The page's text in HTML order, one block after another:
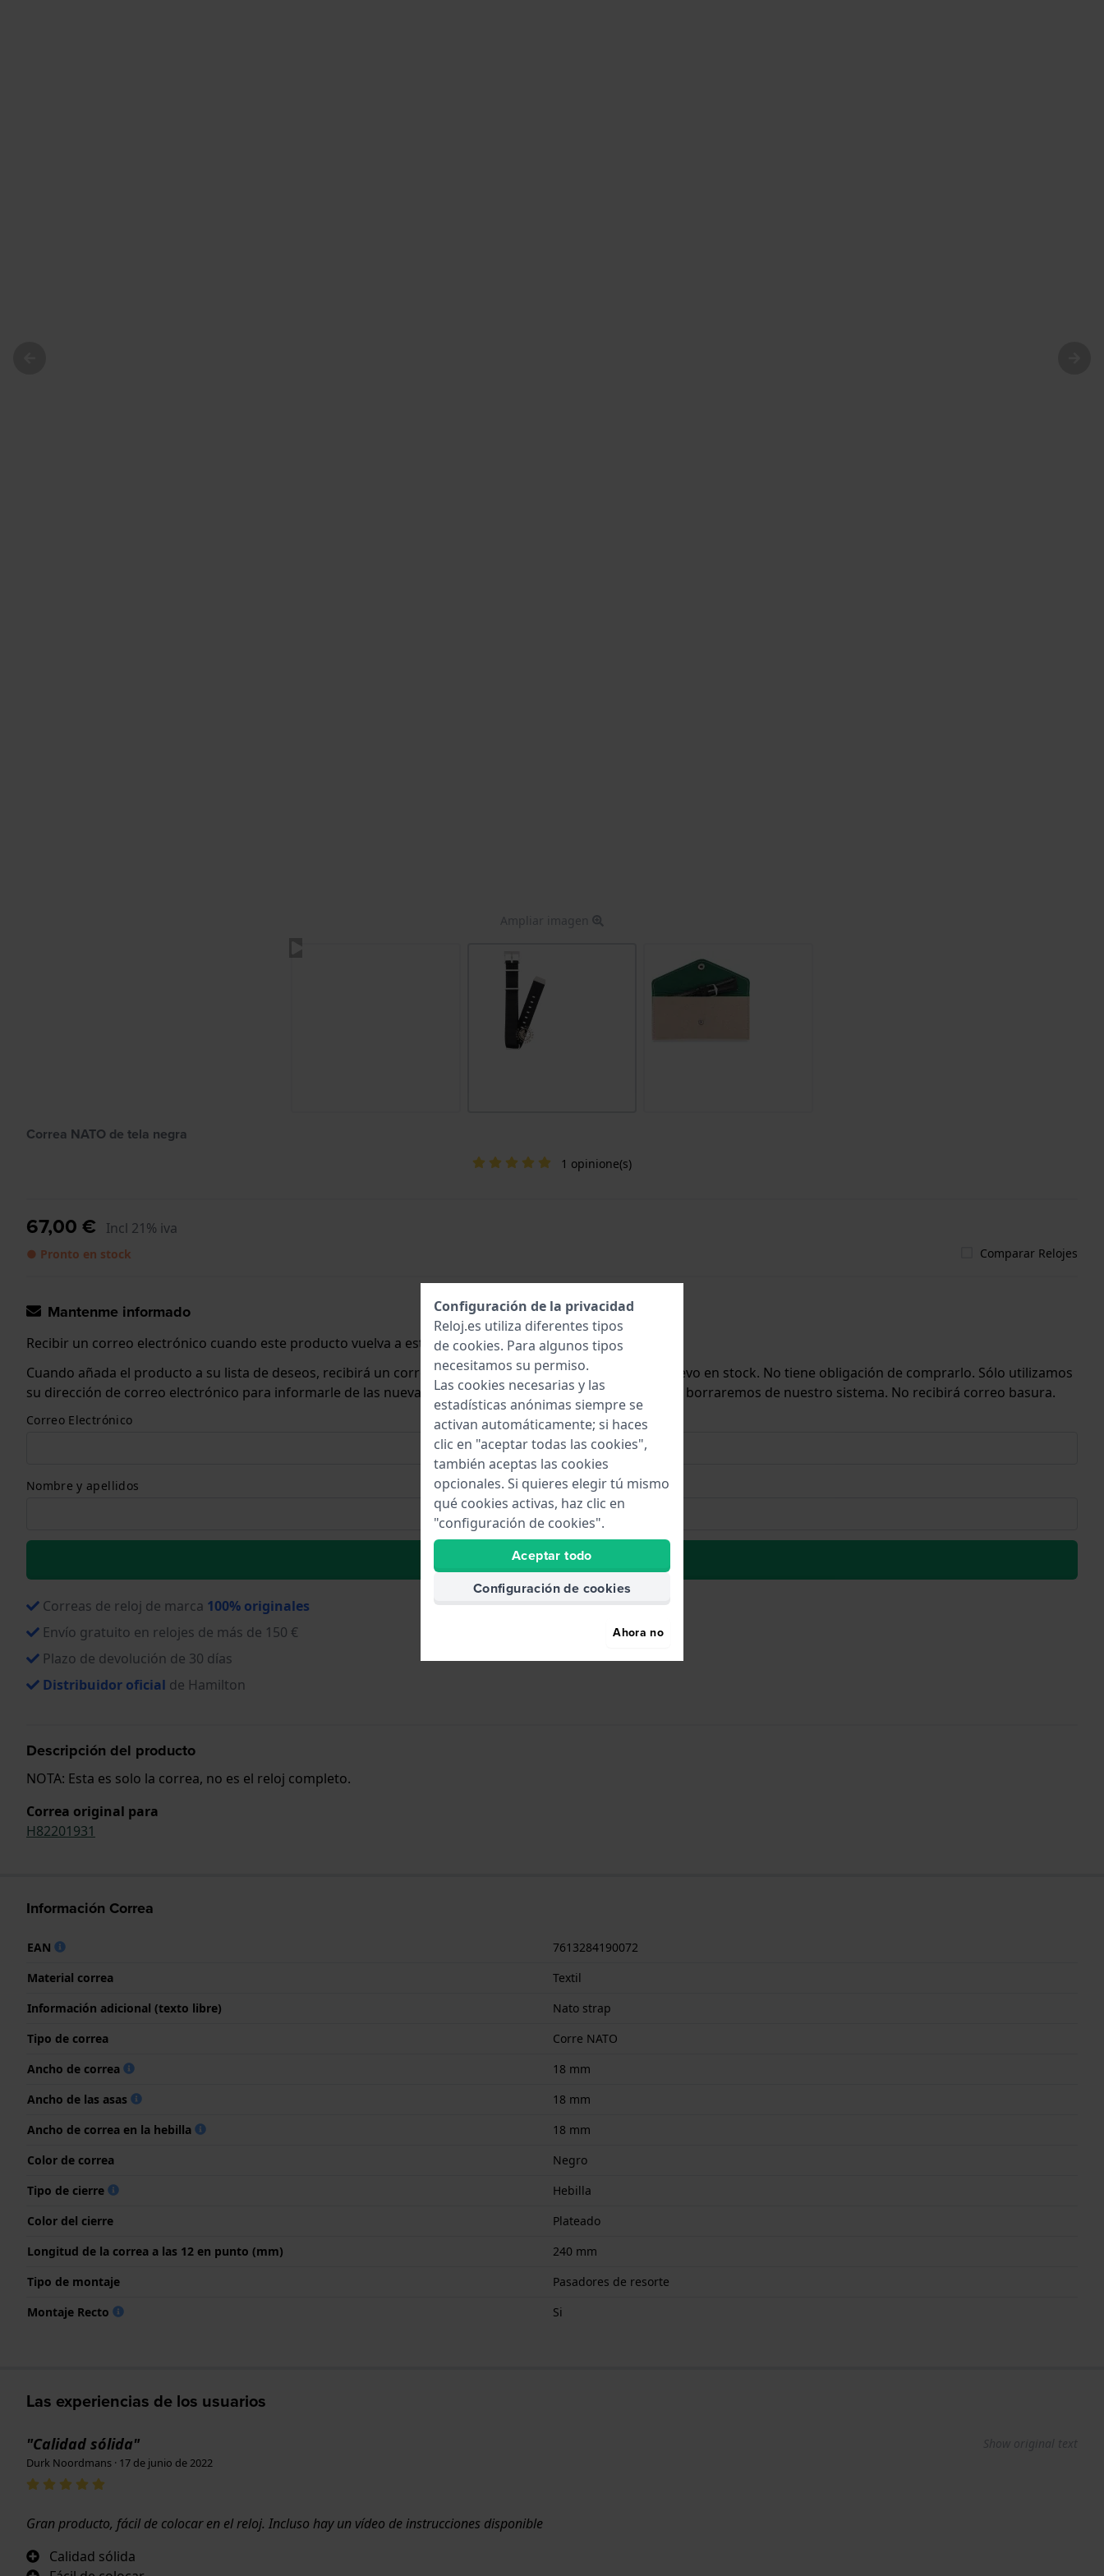
Ampliar imagen
Correa NATO de tela negra
1 opinione(s)
67,00 € Incl 21% iva
● Pronto en stock Comparar Relojes
Mantenme informado
Recibir un correo electrónico cuando este producto vuelva a estar disponible.
Cuando añada el producto a su lista de deseos, recibirá un correo electrónico cuando lo tengamos de nuevo en stock. No tiene obligación de comprarlo. Sólo utilizamos
su dirección de correo electrónico para informarle de las nuevas existencias. Inmediatamente después, la borraremos de nuestro sistema. No recibirá correo basura.
Correo Electrónico
Nombre y apellidos
La lista de deseos
Correas de reloj de marca 100% originales
Envío gratuito en relojes de más de 150 €
Plazo de devolución de 30 días
Distribuidor oficial de Hamilton
Descripción del producto
NOTA: Esta es solo la correa, no es el reloj completo.
Correa original para
H82201931
Información Correa
EAN
7613284190072
Material correa
Textil
Información adicional (texto libre)
Nato strap
Tipo de correa
Corre NATO
Ancho de correa
18 mm
Ancho de las asas
18 mm
Ancho de correa en la hebilla
18 mm
Color de correa
Negro
Tipo de cierre
Hebilla
Color del cierre
Plateado
Longitud de la correa a las 12 en punto (mm)
240 mm
Tipo de montaje
Pasadores de resorte
Montaje Recto
Si
Las experiencias de los usuarios
"Calidad sólida" Show original text
Durk Noordmans · 17 de junio de 2022
Gran producto, fácil de colocar en el reloj. Incluso hay un vídeo de instrucciones disponible
Calidad sólida
Configuración de la privacidad
Reloj.es utiliza diferentes tipos
de cookies. Para algunos tipos
necesitamos su permiso.
Las cookies necesarias y las
estadísticas anónimas siempre se
activan automáticamente; si haces
clic en "aceptar todas las cookies",
también aceptas las cookies
opcionales. Si quieres elegir tú mismo
qué cookies activas, haz clic en
"configuración de cookies".
Aceptar todo
Configuración de cookies
Ahora no